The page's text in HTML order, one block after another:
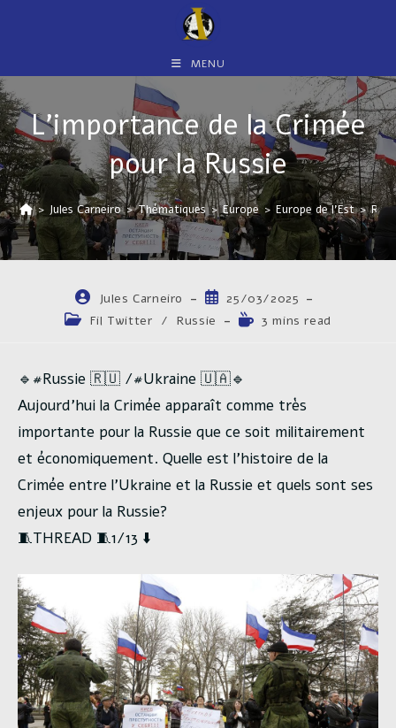
MENU
L’importance de la Crimée
pour la Russie
> Jules Carneiro > Thématiques > Europe > Europe de l'Est >
Auteur/autrice
de
la
Jules Carneiro
Publication
publiée :
25/03/2025
PostFil Twitter / Russie
Temps3 mins read
🔹​#Russie ​🇷🇺​ /#Ukraine ​🇺🇦​🔹​
Aujourd’hui la Crimée apparaît comme très
importante pour la Russie que ce soit militairement
et économiquement. Quelle est l’histoire de la
Crimée entre l’Ukraine et la Russie et quels sont ses
enjeux pour la Russie?
​🧵​THREAD ​🧵​1/13 ​​​⬇️